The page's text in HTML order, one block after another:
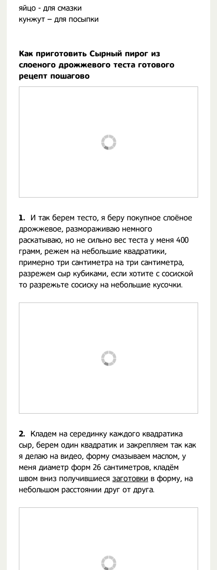
яйцо - для смазки
кунжут – для посыпки
Как приготовить Сырный пирог из
слоеного дрожжевого теста готового
рецепт пошагово
1.
И так берем тесто, я беру покупное слоёное
дрожжевое, размораживаю немного
раскатываю, но не сильно вес теста у меня 400
грамм, режем на небольшие квадратики,
примерно три сантиметра на три сантиметра,
разрежем сыр кубиками, если хотите с сосиской
то разрежьте сосиску на небольшие кусочки.
2.
Кладем на серединку каждого квадратика
сыр, берем один квадратик и закрепляем так как
я делаю на видео, форму смазываем маслом, у
меня диаметр форм 26 сантиметров, кладём
швом вниз получившиеся заготовки в форму, на
небольшом расстоянии друг от друга.